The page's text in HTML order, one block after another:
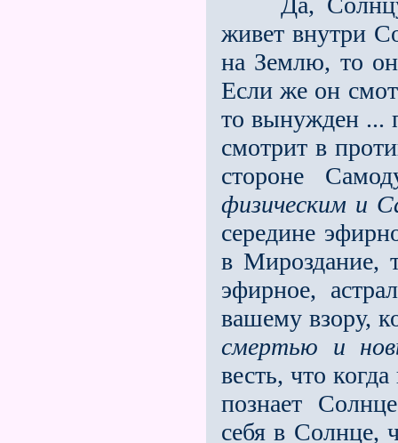
живет внутри
на Землю, то он
Если же он
то вынужден ...
смотрит в
стороне
физическим и
середине
в Мироздание,
эфирное,
вашему взору,
смертью и
весть, что
познает
себя в Солнце,